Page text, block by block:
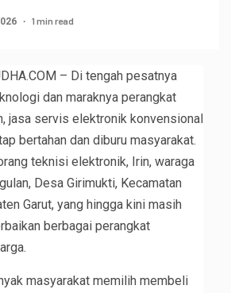
1 min read
– Di tengah pesatnya
dan maraknya perangkat
jasa servis elektronik konvensional
bertahan dan diburu masyarakat.
teknisi elektronik, Irin, waraga
Desa Girimukti, Kecamatan
Garut, yang hingga kini masih
berbagai perangkat
masyarakat memilih membeli